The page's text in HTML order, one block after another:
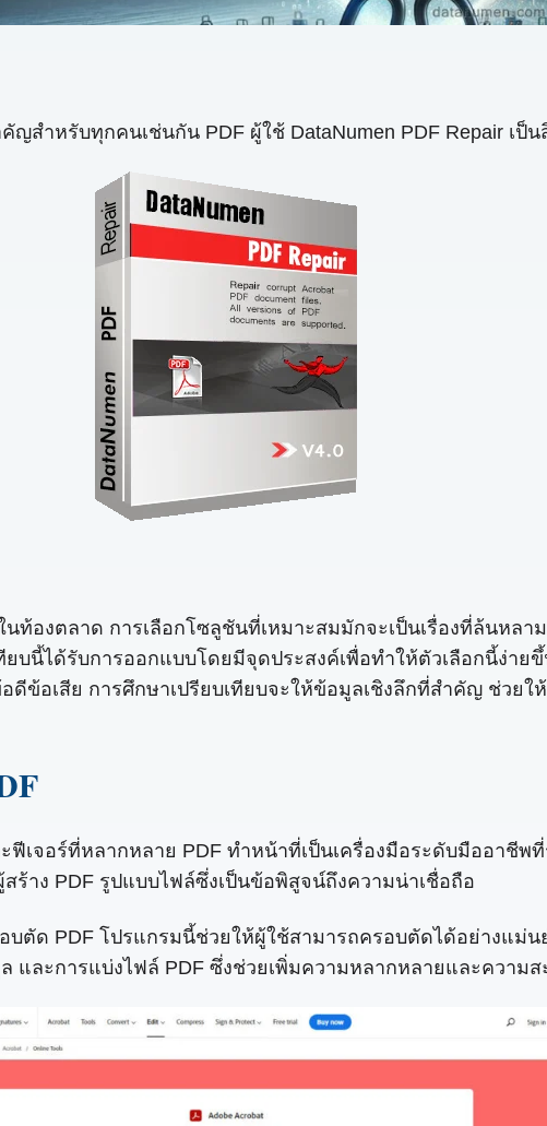
ญสำหรับทุกคนเช่นกัน PDF ผู้ใช้ DataNumen PDF Repair เป็
นท้องตลาด การเลือกโซลูชันที่เหมาะสมมักจะเป็นเรื่องที่ล้นห
นี้ได้รับการออกแบบโดยมีจุดประสงค์เพื่อทำให้ตัวเลือกนี้ง่ายขึ้
ดีข้อเสีย การศึกษาเปรียบเทียบจะให้ข้อมูลเชิงลึกที่สำคัญ ช่วย
ฟีเจอร์ที่หลากหลาย PDF ทำหน้าที่เป็นเครื่องมือระดับมืออาชี
ร้าง PDF รูปแบบไฟล์ซึ่งเป็นข้อพิสูจน์ถึงความน่าเชื่อถือ
บตัด PDF โปรแกรมนี้ช่วยให้ผู้ใช้สามารถครอบตัดได้อย่างแ
และการแบ่งไฟล์ PDF ซึ่งช่วยเพิ่มความหลากหลายและความ